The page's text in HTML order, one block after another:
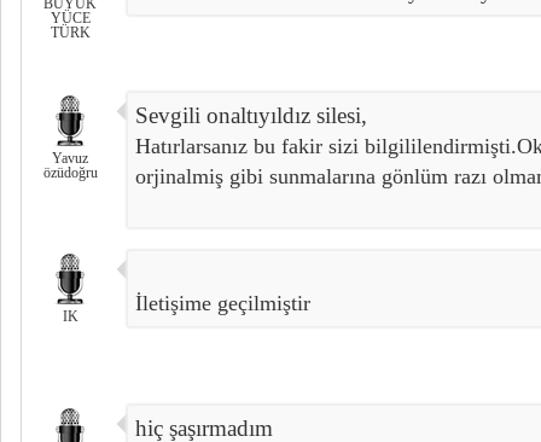
YÜCE
TÜRK
Yavuz
özüdoğru
Sevgili onaltıyıldız silesi,
Hatırlarsanız bu fakir sizi
orjinalmiş gibi sunmalarına gönlüm razı
IK
İletişime geçilmiştir
hiç şaşırmadım